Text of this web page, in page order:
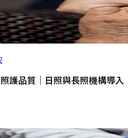
護品質｜日照與長照機構導入